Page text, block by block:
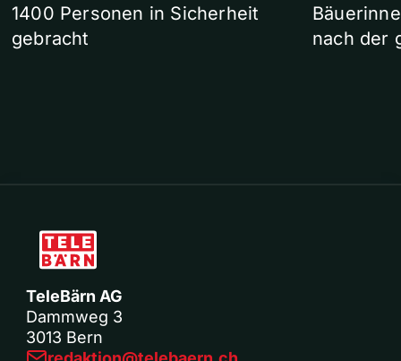
1400 Personen in Sicherheit
gebracht
nach der
TeleBärn AG
Dammweg 3
3013 Bern